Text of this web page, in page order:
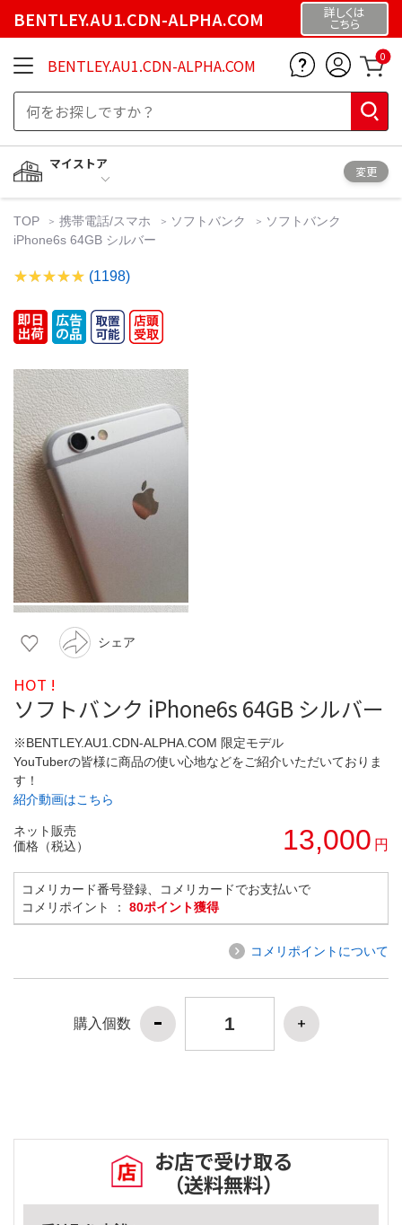
BENTLEY.AU1.CDN-ALPHA.COM 詳しくは
こちら
BENTLEY.AU1.CDN-ALPHA.COM 0
マイストア
変更
TOP 携帯電話/スマホ ソフトバンク
ソフトバンク
iPhone6s 64GB シルバー
(1198)
シェア
HOT !
ソフトバンク iPhone6s 64GB シルバー
※BENTLEY.AU1.CDN-ALPHA.COM 限定モデル
YouTuberの皆様に商品の使い心地などをご紹介いただいておりま
す！
紹介動画はこちら
ネット販売
価格（税込）
13,000 円
コメリカード番号登録、コメリカードでお支払いで
コメリポイント ： 80ポイント獲得
コメリポイントについて
購入個数
お店で受け取る
（送料無料）